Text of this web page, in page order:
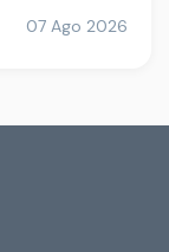
07 Ago 2026